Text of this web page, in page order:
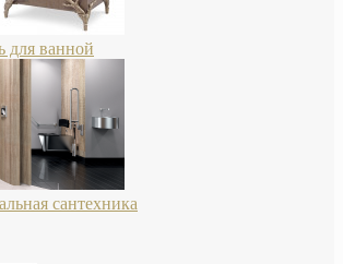
для ванной
сантехника